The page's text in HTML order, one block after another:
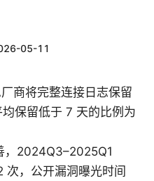
05-11
商将完整连接日志保留
保留低于 7 天的比例为
，2024Q3–2025Q1
次，公开漏洞曝光时间